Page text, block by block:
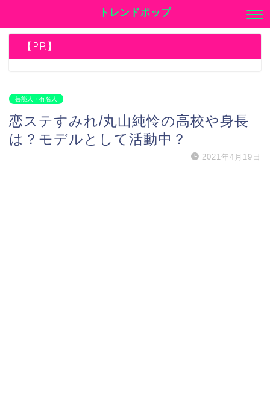
トレンドポップ
【PR】
芸能人・有名人
恋ステすみれ/丸山純怜の高校や身長
は？モデルとして活動中？
2021年4月19日